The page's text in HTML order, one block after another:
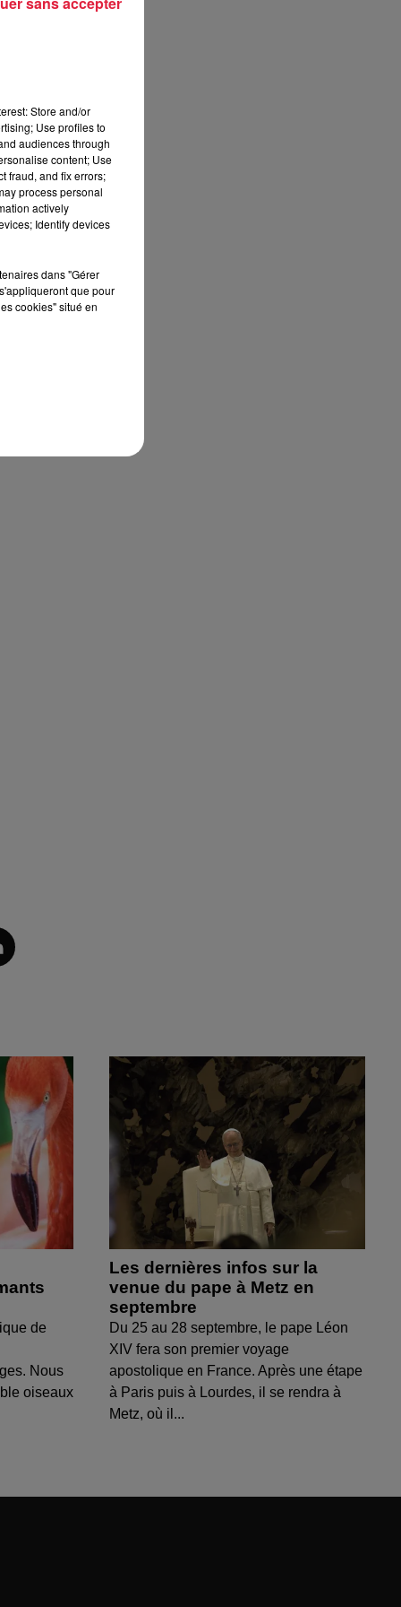
de
Nous
oiseaux
Les dernières infos sur la
venue du pape à Metz en
septembre
Du 25 au 28 septembre, le pape Léon
XIV fera son premier voyage
apostolique en France. Après une étape
à Paris puis à Lourdes, il se rendra à
Metz, où il...
Store and/or
Use profiles to
audiences through
content; Use
fraud, and fix errors;
process personal
actively
Identify devices
dans "Gérer
que pour
cookies" situé en